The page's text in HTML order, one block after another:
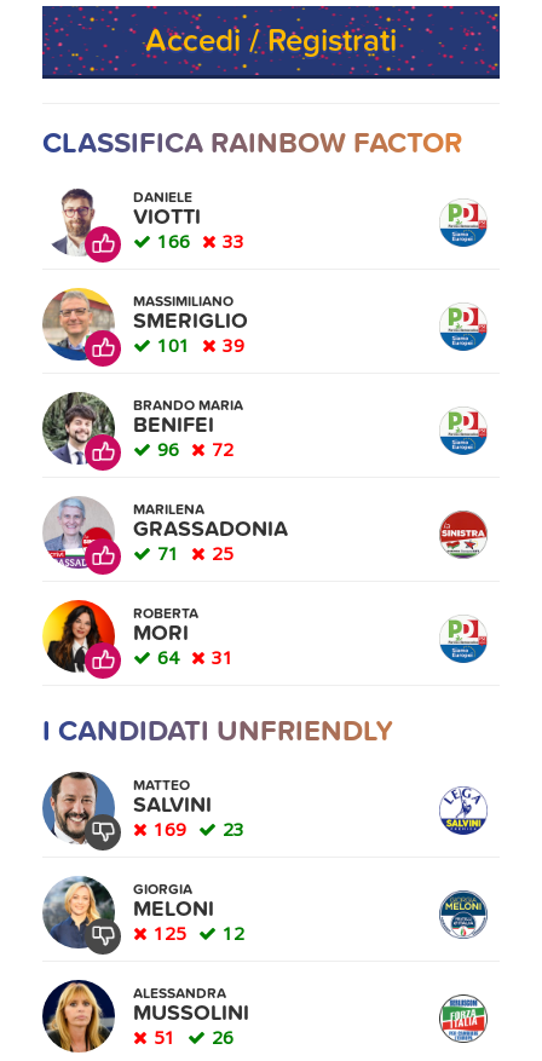
Accedi / Registrati
CLASSIFICA RAINBOW FACTOR
DANIELE
VIOTTI
166 33
MASSIMILIANO
SMERIGLIO
101 39
BRANDO MARIA
BENIFEI
96 72
MARILENA
GRASSADONIA
71 25
ROBERTA
MORI
64 31
I CANDIDATI UNFRIENDLY
MATTEO
SALVINI
169 23
GIORGIA
MELONI
125 12
ALESSANDRA
MUSSOLINI
51 26